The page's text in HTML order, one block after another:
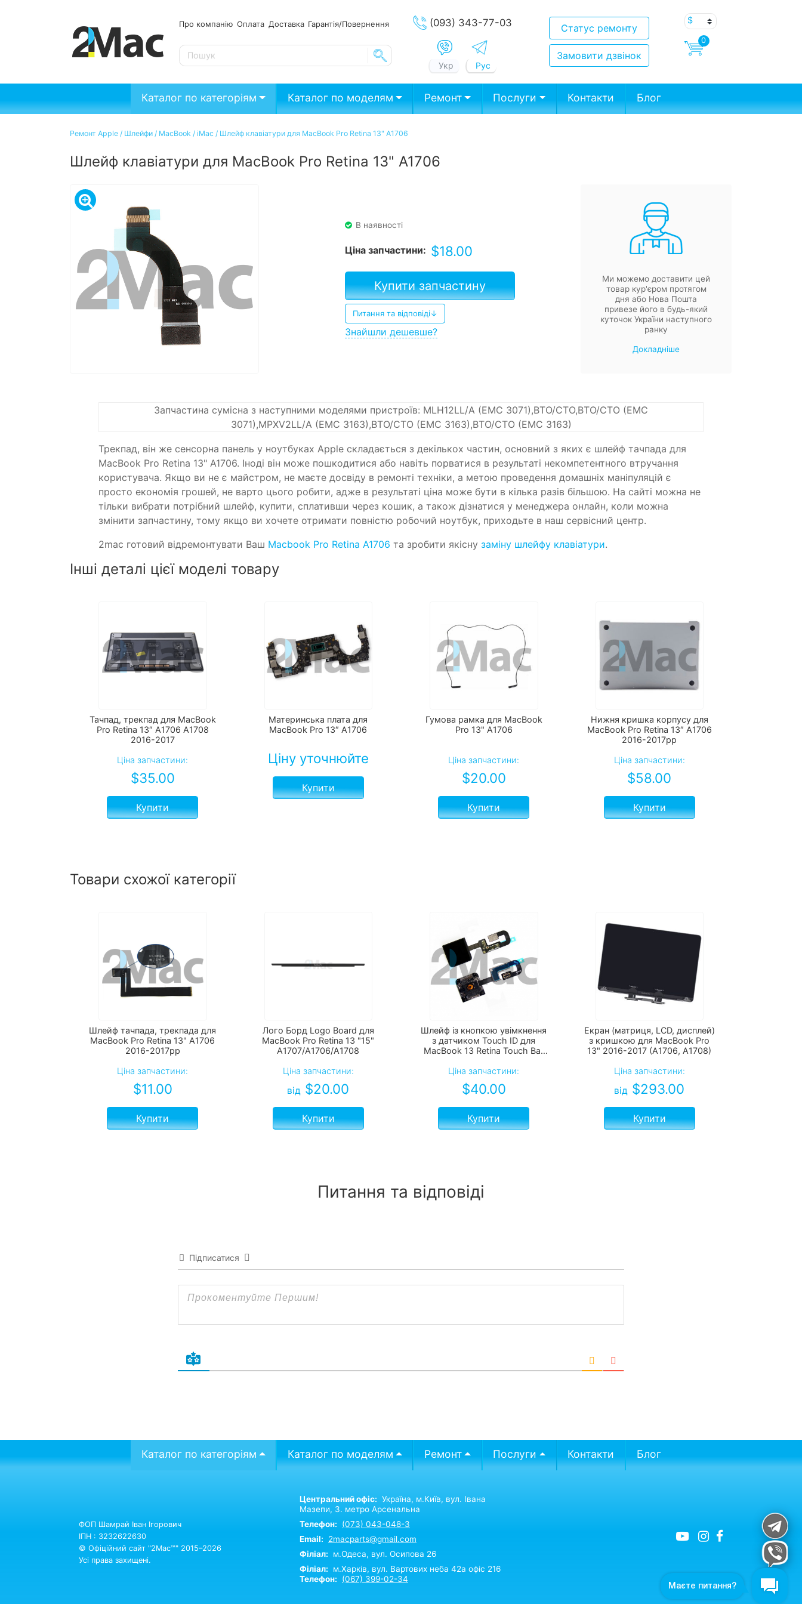
Про компанію Оплата Доставка Гарантія/Повернення
SE
(093) 343-77-03
Укр Рус
Статус ремонту
Замовити дзвінок
0
Каталог по категоріям Каталог по моделям Ремонт Послуги Контакти Блог
Ремонт Apple / Шлейфи / MacBook / iMac / Шлейф клавіатури для MacBook Pro Retina 13" A1706
Шлейф клавіатури для MacBook Pro Retina 13" A1706
В наявності
Ціна запчастини: $18.00
Купити запчастину
Питання та відповіді↓
Знайшли дешевше?
Ми можемо доставити цей
товар кур'єром протягом
дня або Нова Пошта
привезе його в будь-який
куточок України наступного
ранку
Докладніше
Запчастина сумісна з наступними моделями пристроїв: MLH12LL/A (EMC 3071),BTO/CTO,BTO/CTO (EMC
3071),MPXV2LL/A (EMC 3163),BTO/CTO (EMC 3163),BTO/CTO (EMC 3163)
Трекпад, він же сенсорна панель у ноутбуках Apple складається з декількох частин, основний з яких є шлейф тачпада для
MacBook Pro Retina 13" A1706. Іноді він може пошкодитися або навіть порватися в результаті некомпетентного втручання
користувача. Якщо ви не є майстром, не маєте досвіду в ремонті техніки, а метою проведення домашніх маніпуляцій є
просто економія грошей, не варто цього робити, адже в результаті ціна може бути в кілька разів більшою. На сайті можна не
тільки вибрати потрібний шлейф, купити, сплативши через кошик, а також дізнатися у менеджера онлайн, коли можна
змінити запчастину, тому якщо ви хочете отримати повністю робочий ноутбук, приходьте в наш сервісний центр.
2mac готовий відремонтувати Ваш Macbook Pro Retina A1706 та зробити якісну заміну шлейфу клавіатури.
Інші деталі цієї моделі товару
Тачпад, трекпад для MacBook
Pro Retina 13″ A1706 А1708
2016-2017
Ціна запчастини:
$35.00
Купити
Материнська плата для
MacBook Pro 13″ A1706
Ціну уточнюйте
Купити
Гумова рамка для MacBook
Pro 13" A1706
Ціна запчастини:
$20.00
Купити
Нижня кришка корпусу для
MacBook Pro Retina 13″ A1706
2016-2017рр
Ціна запчастини:
$58.00
Купити
Товари схожої категорії
Шлейф тачпада, трекпада для
MacBook Pro Retina 13" A1706
2016-2017рр
Ціна запчастини:
$11.00
Купити
Лого Борд Logo Board для
MacBook Pro Retina 13 "15"
A1707/A1706/A1708
Ціна запчастини:
від $20.00
Купити
Шлейф із кнопкою увімкнення
з датчиком Touch ID для
MacBook 13 Retina Touch Bar
Ціна запчастини:
$40.00
Купити
Екран (матриця, LCD, дисплей)
з кришкою для MacBook Pro
13" 2016-2017 (А1706, A1708)
Ціна запчастини:
від $293.00
Купити
Питання та відповіді
Підписатися
Каталог по категоріям Каталог по моделям Ремонт Послуги Контакти Блог
ФОП Шамрай Іван Ігорович
ІПН : 3232622630
© Офіційний сайт "2Mac™" 2015–2026
Усі права захищені.
Центральний офіс: Україна, м.Київ, вул. Івана
Мазепи, 3. метро Арсенальна
Телефон:
(073) 043-048-3
Email:
2macparts@gmail.com
Філіал:
м.Одеса, вул. Осипова 26
Філіал:
м.Харків, вул. Вартових неба 42а офіс 216
Телефон:
(067) 399-02-34